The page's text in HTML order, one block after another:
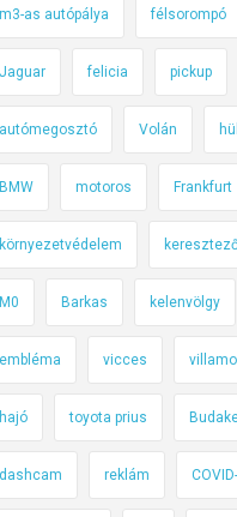
m3-as autópálya félsorompó
Jaguar felicia pickup
autómegosztó Volán
BMW motoros Frankfurt
környezetvédelem
M0 Barkas kelenvölgy
embléma vicces
hajó toyota prius
dashcam reklám